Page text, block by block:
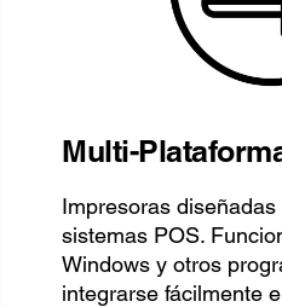
Multi-
Impresoras
sistemas POS.
Windows y otros
integrarse fácilmente